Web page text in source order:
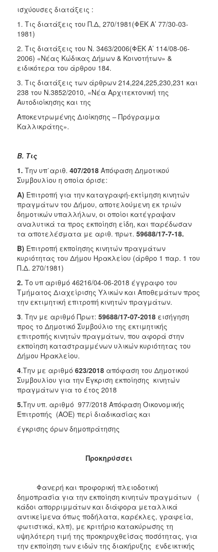
ισχύουσες διατάξεις :
1. Τις διατάξεις του Π.Δ, 270/1981(ΦΕΚ Α’ 77/30-03-
1981)
2. Τις διατάξεις του Ν. 3463/2006(ΦΕΚ Α’ 114/08-06-
2006) «Νέας Κώδικας Δήμων & Κοινοτήτων» &
ειδικότερα του άρθρου 184.
3. Τις διατάξεις των άρθρων 214,224,225,230,231 και
238 του Ν.3852/2010, «Νέα Αρχιτεκτονική της
Αυτοδιοίκησης και της
Αποκεντρωμένης Διοίκησης – Πρόγραμμα
Καλλικράτης».
Β. Τις
1. Την υπ΄αριθ. 407/2018 Απόφαση Δημοτικού
Συμβουλίου η οποία όρισε:
Α) Επιτροπή για την καταγραφή-εκτίμηση κινητών
πραγμάτων του Δήμου, αποτελούμενη εκ τριών
δημοτικών υπαλλήλων, οι οποίοι κατέγραψαν
αναλυτικά τα προς εκποίηση είδη, και παρέδωσαν
τα αποτελέσματα με αριθ. πρωτ. 59688/17-7-18.
Β) Επιτροπή εκποίησης κινητών πραγμάτων
κυριότητας του Δήμου Ηρακλείου (άρθρο 1 παρ. 1 του
Π.Δ. 270/1981)
2. Το υπ αριθμό 46216/04-06-2018 έγγραφο του
Τμήματος Διαχείρισης Υλικών και Αποθεμάτων προς
την εκτιμητική επιτροπή κινητών πραγμάτων.
3. Την με αριθμό Πρωτ: 59688/17-07-2018 εισήγηση
προς το Δημοτικό Συμβούλιο της εκτιμητικής
επιτροπής κινητών πραγμάτων, που αφορά στην
εκποίηση καταστραμμένων υλικών κυριότητας του
Δήμου Ηρακλείου.
4.Την με αριθμό 623/2018 απόφαση του Δημοτικού
Συμβουλίου για την Έγκριση εκποίησης κινητών
πραγμάτων για το έτος 2018
5.Την υπ. αριθμό 977/2018 Απόφαση Οικονομικής
Επιτροπής (ΑΟΕ) περί διαδικασίας και
έγκρισης όρων δημοπράτησης
Προκηρύσσει
Φανερή και προφορική πλειοδοτική
δημοπρασία για την εκποίηση κινητών πραγμάτων (
κάδοι απορριμμάτων και διάφορα μεταλλικά
αντικείμενα όπως ποδήλατα, καρέκλες, γραφεία,
φωτιστικά, κλπ), με κριτήριο κατακύρωσης τη
υψηλότερη τιμή της προκηρυχθείσας ποσότητας, για
την εκποίηση των ειδών της διακήρυξης ενδεικτικής